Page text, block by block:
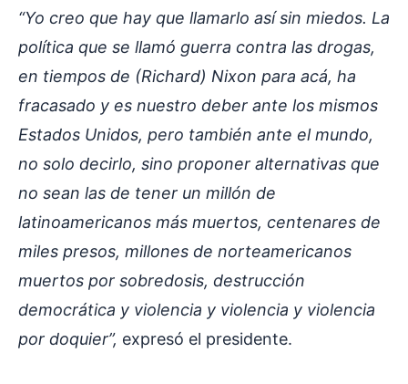
“Yo creo que hay que llamarlo así sin miedos. La
política que se llamó guerra contra las drogas,
en tiempos de (Richard) Nixon para acá, ha
fracasado y es nuestro deber ante los mismos
Estados Unidos, pero también ante el mundo,
no solo decirlo, sino proponer alternativas que
no sean las de tener un millón de
latinoamericanos más muertos, centenares de
miles presos, millones de norteamericanos
muertos por sobredosis, destrucción
democrática y violencia y violencia y violencia
por doquier”, expresó el presidente.